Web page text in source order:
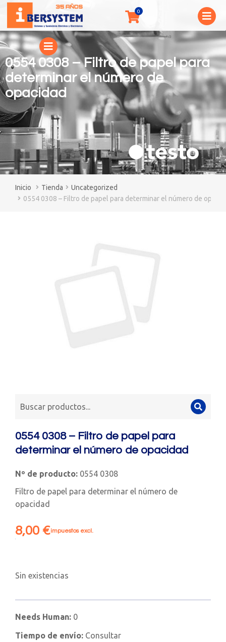
0554 0308 – Filtro de papel para
determinar el número de
opacidad
You are here:
Tienda
Uncategorized
0554 0308 – Filtro de papel para determinar el número de
0554 0308 – Filtro de papel para
determinar el número de opacidad
Nº de producto: 0554 0308
Filtro de papel para determinar el número de
opacidad
8,00 €impuestos excl.
Sin existencias
Needs Human: 0
Tiempo de envío: Consultar